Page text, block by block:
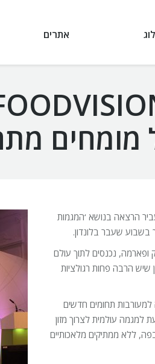
אתרים
הרצאה בנושא ‘המגמות
בשבוע שעבר בלונדון.
ופארמה, נכנסים לתוך עולם
שיש הרבה פחות רגולציות
למעורבות תחומים חדשים
למגמה עולמית לצרוך מזון
ללא ממתיקים מלאכותיים